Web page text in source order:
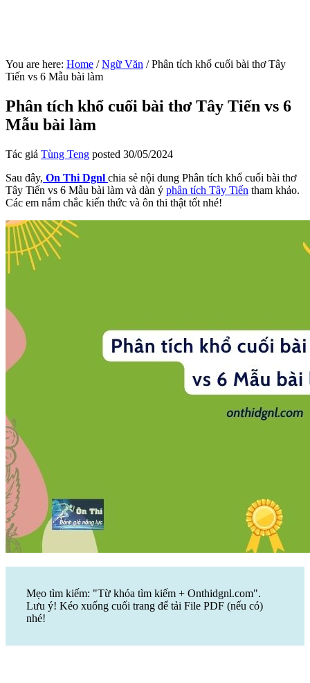
You are here: Home / Ngữ Văn /Phân tích khổ cuối bài thơ Tây
Tiến vs 6 Mẫu bài làm
Phân tích khổ cuối bài thơ Tây Tiến vs 6
Mẫu bài làm
Tác giả Tùng Teng posted 30/05/2024
Sau đây, On Thi Dgnl chia sẻ nội dung Phân tích khổ cuối bài thơ
Tây Tiến vs 6 Mẫu bài làm và dàn ý phân tích Tây Tiến tham khảo.
Các em nắm chắc kiến thức và ôn thi thật tốt nhé!
Mẹo tìm kiếm: "Từ khóa tìm kiếm + Onthidgnl.com".
Lưu ý! Kéo xuống cuối trang để tải File PDF (nếu có)
nhé!